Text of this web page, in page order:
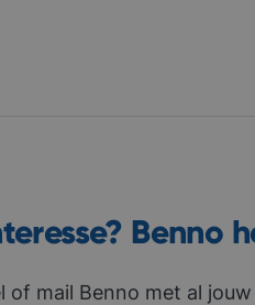
Benno
of mail Benno met al